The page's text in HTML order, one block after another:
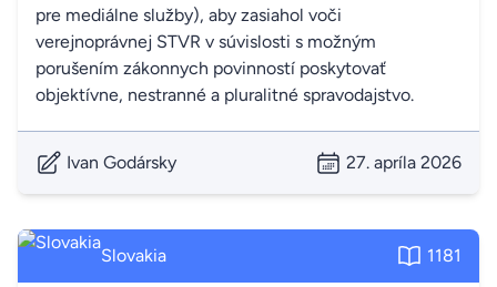
pre mediálne služby), aby zasiahol voči
verejnoprávnej STVR v súvislosti s možným
porušením zákonnych povinností poskytovať
objektívne, nestranné a pluralitné spravodajstvo.
Ivan Godársky 27. apríla 2026
Slovakia 1181